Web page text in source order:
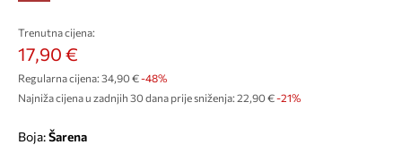
Trenutna cijena:
17,90 €
Regularna cijena: 34,90 €-48%
Najniža cijena u zadnjih 30 dana prije sniženja: 22,90 € -21%
Boja: šarena